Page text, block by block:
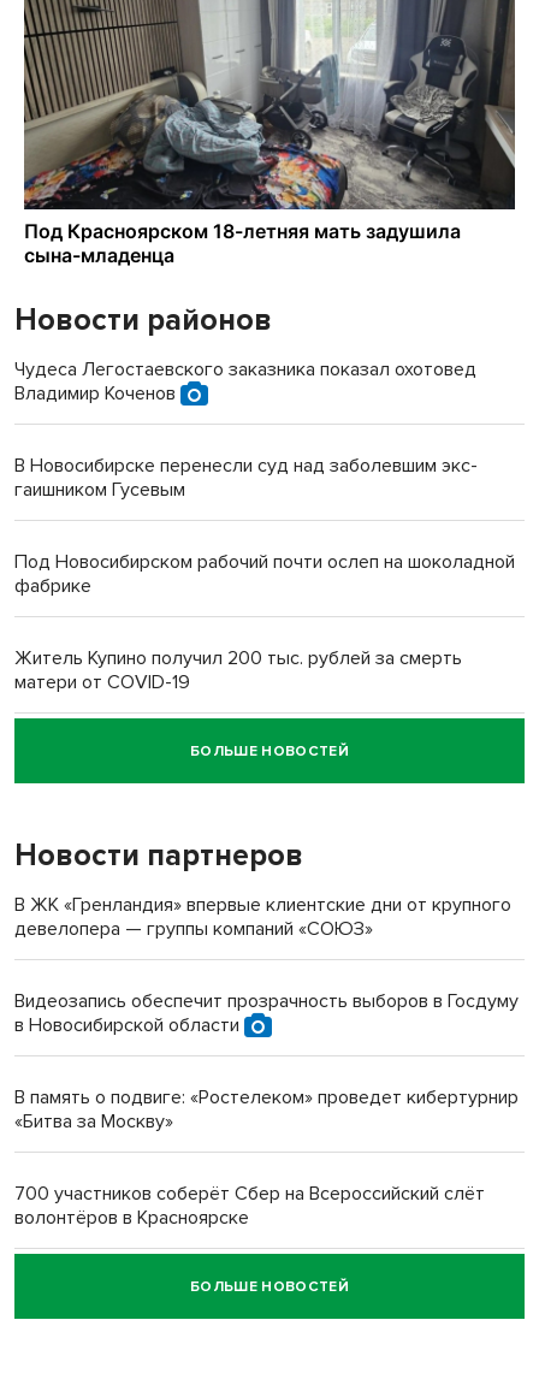
Новости районов
Чудеса Легостаевского заказника показал охотовед
Владимир Коченов
В Новосибирске перенесли суд над заболевшим экс-
гаишником Гусевым
Под Новосибирском рабочий почти ослеп на шоколадной
фабрике
Житель Купино получил 200 тыс. рублей за смерть
матери от COVID-19
Новосибирский суд наказал водителя за смерть
пенсионерки на вокзале
«Мы живём на пастбище!»: в новосибирском селе лошади
терроризируют жителей
Новосибирский преподаватель с женой вошли в топ-16
БОЛЬШЕ НОВОСТЕЙ
Новости партнеров
В ЖК «Гренландия» впервые клиентские дни от крупного
девелопера — группы компаний «СОЮЗ»
Видеозапись обеспечит прозрачность выборов в Госдуму
в Новосибирской области
В память о подвиге: «Ростелеком» проведет кибертурнир
«Битва за Москву»
700 участников соберёт Сбер на Всероссийский слёт
волонтёров в Красноярске
Честный выбор: видеонаблюдение обеспечит
объективность результатов ЕДГ в Новосибирской
БОЛЬШЕ НОВОСТЕЙ